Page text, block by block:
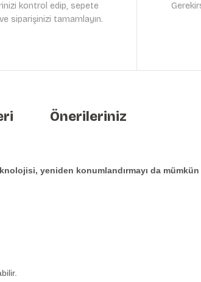
kontrol edip, sepete
siparişinizi tamamlayın.
Önerileriniz
yeniden konumlandırmayı da mümkün